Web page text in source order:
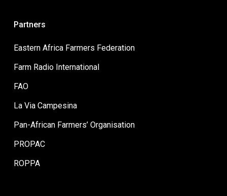
Partners
Eastern Africa Farmers Federation
Farm Radio International
FAO
La Via Campesina
Pan-African Farmers’ Organisation
PROPAC
ROPPA